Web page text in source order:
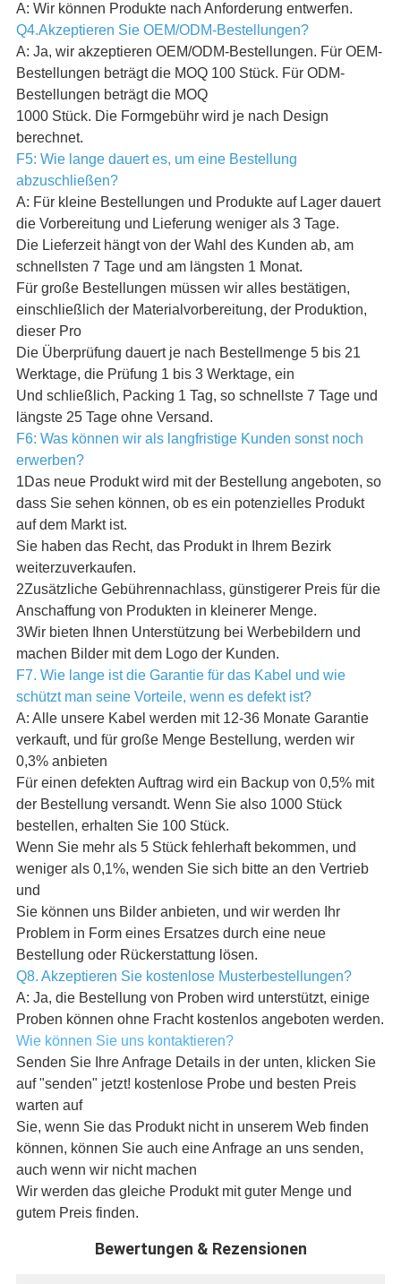
A: Wir können Produkte nach Anforderung entwerfen.
Q4.Akzeptieren Sie OEM/ODM-Bestellungen?
A: Ja, wir akzeptieren OEM/ODM-Bestellungen. Für OEM-
Bestellungen beträgt die MOQ 100 Stück. Für ODM-
Bestellungen beträgt die MOQ
1000 Stück. Die Formgebühr wird je nach Design
berechnet.
F5: Wie lange dauert es, um eine Bestellung
abzuschließen?
A: Für kleine Bestellungen und Produkte auf Lager dauert
die Vorbereitung und Lieferung weniger als 3 Tage.
Die Lieferzeit hängt von der Wahl des Kunden ab, am
schnellsten 7 Tage und am längsten 1 Monat.
Für große Bestellungen müssen wir alles bestätigen,
einschließlich der Materialvorbereitung, der Produktion,
dieser Pro
Die Überprüfung dauert je nach Bestellmenge 5 bis 21
Werktage, die Prüfung 1 bis 3 Werktage, ein
Und schließlich, Packing 1 Tag, so schnellste 7 Tage und
längste 25 Tage ohne Versand.
F6: Was können wir als langfristige Kunden sonst noch
erwerben?
1Das neue Produkt wird mit der Bestellung angeboten, so
dass Sie sehen können, ob es ein potenzielles Produkt
auf dem Markt ist.
Sie haben das Recht, das Produkt in Ihrem Bezirk
weiterzuverkaufen.
2Zusätzliche Gebührennachlass, günstigerer Preis für die
Anschaffung von Produkten in kleinerer Menge.
3Wir bieten Ihnen Unterstützung bei Werbebildern und
machen Bilder mit dem Logo der Kunden.
F7. Wie lange ist die Garantie für das Kabel und wie
schützt man seine Vorteile, wenn es defekt ist?
A: Alle unsere Kabel werden mit 12-36 Monate Garantie
verkauft, und für große Menge Bestellung, werden wir
0,3% anbieten
Für einen defekten Auftrag wird ein Backup von 0,5% mit
der Bestellung versandt. Wenn Sie also 1000 Stück
bestellen, erhalten Sie 100 Stück.
Wenn Sie mehr als 5 Stück fehlerhaft bekommen, und
weniger als 0,1%, wenden Sie sich bitte an den Vertrieb
und
Sie können uns Bilder anbieten, und wir werden Ihr
Problem in Form eines Ersatzes durch eine neue
Bestellung oder Rückerstattung lösen.
Q8. Akzeptieren Sie kostenlose Musterbestellungen?
A: Ja, die Bestellung von Proben wird unterstützt, einige
Proben können ohne Fracht kostenlos angeboten werden.
Wie können Sie uns kontaktieren?
Senden Sie Ihre Anfrage Details in der unten, klicken Sie
auf "senden" jetzt! kostenlose Probe und besten Preis
warten auf
Sie, wenn Sie das Produkt nicht in unserem Web finden
können, können Sie auch eine Anfrage an uns senden,
auch wenn wir nicht machen
Wir werden das gleiche Produkt mit guter Menge und
gutem Preis finden.
Bewertungen & Rezensionen